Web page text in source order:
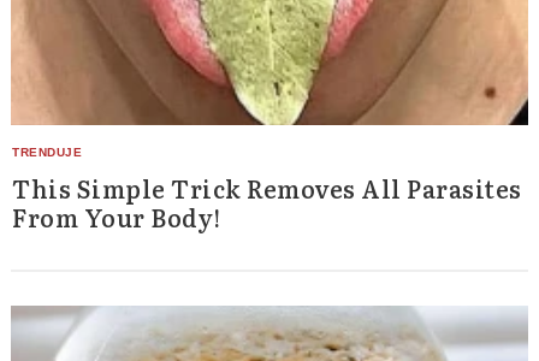
This Simple Trick Removes All Parasites
From Your Body!